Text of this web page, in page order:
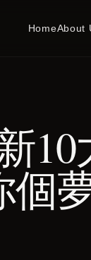
HomeAbout
個